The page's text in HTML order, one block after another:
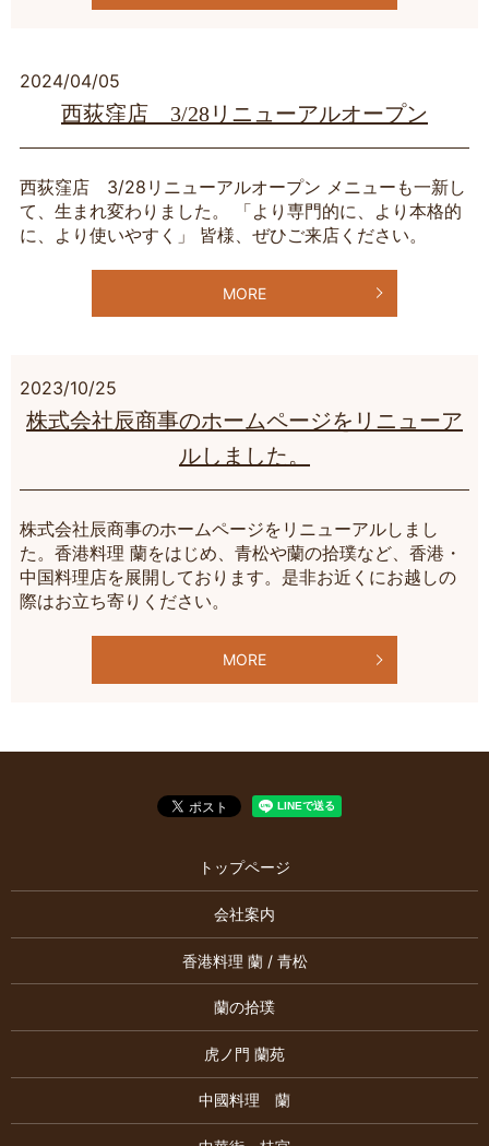
2024/04/05
西荻窪店 3/28リニューアルオープン
西荻窪店 3/28リニューアルオープン メニューも一新し
て、生まれ変わりました。 「より専門的に、より本格的
に、より使いやすく」 皆様、ぜひご来店ください。
MORE
2023/10/25
株式会社辰商事のホームページをリニューア
ルしました。
株式会社辰商事のホームページをリニューアルしまし
た。香港料理 蘭をはじめ、青松や蘭の拾璞など、香港・
中国料理店を展開しております。是非お近くにお越しの
際はお立ち寄りください。
MORE
トップページ
会社案内
香港料理 蘭 / 青松
蘭の拾璞
虎ノ門 蘭苑
中國料理 蘭